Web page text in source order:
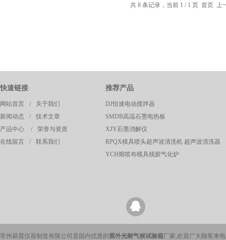
共 8 条记录，当前 1 / 1 页 首页
快速链接
网站首页 /
关于我们
新闻动态
/
技术文章
产品中心
/
荣誉与资质
在线留言
/ 联系我们
推荐产品
DJ恒速电动搅拌器
SMDB高温石墨电热板
XJY石墨消解仪
RPQX模具喷头超声波清洗机 超声波清洗器
YCH熔喷布模具残胶气化炉
常州易晨仪器制造有限公司是国内优质的紫外光耐气候试验箱厂家,欢迎广大顾客来